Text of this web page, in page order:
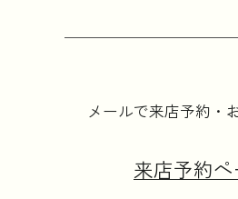
メールで来店予約・
来店予約